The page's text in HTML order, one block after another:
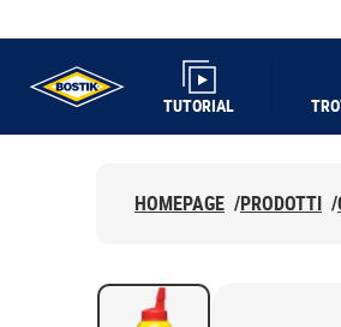
TUTORIAL
HOMEPAGE /PRODOTTI /